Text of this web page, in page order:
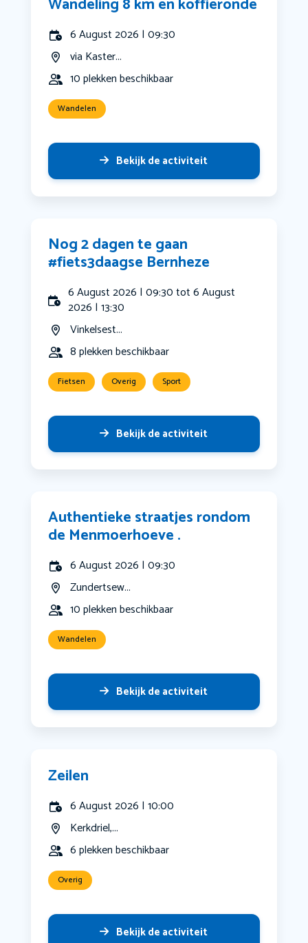
Wandeling 8 km en koffieronde
6 August 2026 | 09:30
via Kaster...
10 plekken beschikbaar
Wandelen
Bekijk de activiteit
Nog 2 dagen te gaan
#fiets3daagse Bernheze
6 August 2026 | 09:30 tot 6 August
2026 | 13:30
Vinkelsest...
8 plekken beschikbaar
Fietsen Overig Sport
Bekijk de activiteit
Authentieke straatjes rondom
de Menmoerhoeve .
6 August 2026 | 09:30
Zundertsew...
10 plekken beschikbaar
Wandelen
Bekijk de activiteit
Zeilen
6 August 2026 | 10:00
Kerkdriel,...
6 plekken beschikbaar
Overig
Bekijk de activiteit